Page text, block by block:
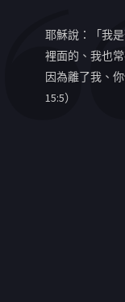
耶穌說：「我
裡面的、我也
因為離了我、
15:5）